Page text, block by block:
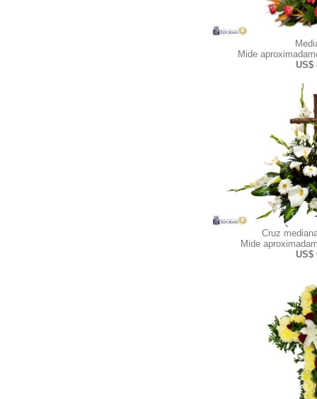
Mide
US$
Cruz
Mide
US$